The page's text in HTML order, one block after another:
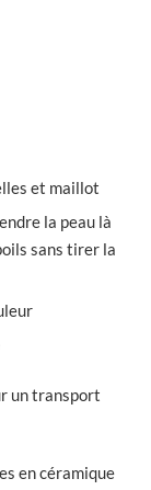
et maillot
la peau là
sans tirer la
un transport
en céramique